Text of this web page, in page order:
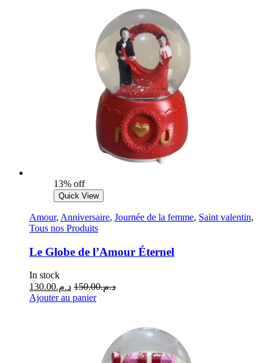
13% off
Quick View
Amour, Anniversaire, Journée de la femme, Saint valentin,
Tous nos Produits
Le Globe de l’Amour Éternel
In stock
د.م.130.00 د.م.150.00
Ajouter au panier